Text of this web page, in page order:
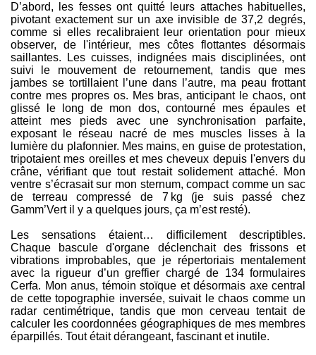
D’abord, les fesses ont quitté leurs attaches habituelles,
pivotant exactement sur un axe invisible de 37,2 degrés,
comme si elles recalibraient leur orientation pour mieux
observer, de l'intérieur, mes côtes flottantes désormais
saillantes. Les cuisses, indignées mais disciplinées, ont
suivi le mouvement de retournement, tandis que mes
jambes se tortillaient l’une dans l’autre, ma peau frottant
contre mes propres os. Mes bras, anticipant le chaos, ont
glissé le long de mon dos, contourné mes épaules et
atteint mes pieds avec une synchronisation parfaite,
exposant le réseau nacré de mes muscles lisses à la
lumière du plafonnier. Mes mains, en guise de protestation,
tripotaient mes oreilles et mes cheveux depuis l'envers du
crâne, vérifiant que tout restait solidement attaché. Mon
ventre s’écrasait sur mon sternum, compact comme un sac
de terreau compressé de 7 kg (je suis passé chez
Gamm’Vert il y a quelques jours, ça m’est resté).
Les sensations étaient… difficilement descriptibles.
Chaque bascule d'organe déclenchait des frissons et
vibrations improbables, que je répertoriais mentalement
avec la rigueur d’un greffier chargé de 134 formulaires
Cerfa. Mon anus, témoin stoïque et désormais axe central
de cette topographie inversée, suivait le chaos comme un
radar centimétrique, tandis que mon cerveau tentait de
calculer les coordonnées géographiques de mes membres
éparpillés. Tout était dérangeant, fascinant et inutile.